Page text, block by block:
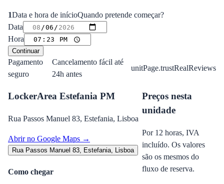
1Data e hora de inícioQuando pretende começar?
Data
Hora
Continuar
Pagamento
seguro
Cancelamento fácil até
24h antes
unitPage.trustRealReviews
LockerArea Estefania PM
Rua Passos Manuel 83, Estefania, Lisboa
Abrir no Google Maps →
Rua Passos Manuel 83, Estefania, Lisboa
Como chegar
Preços nesta
unidade
Por 12 horas, IVA
incluído. Os valores
são os mesmos do
fluxo de reserva.